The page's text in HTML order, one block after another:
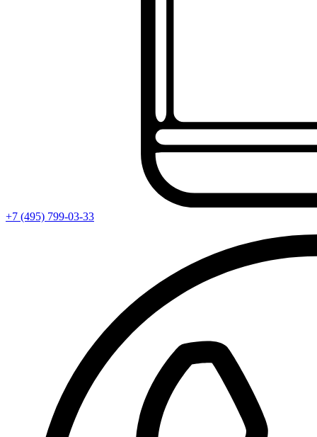
+7 (495) 799-03-33